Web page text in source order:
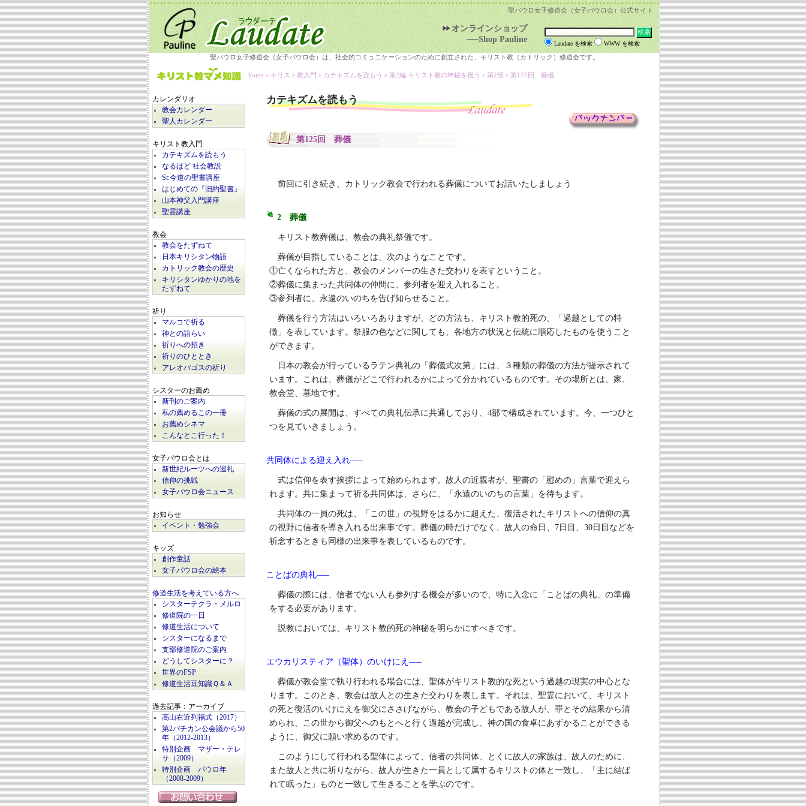
聖パウロ女子修道会（女子パウロ会）公式サイト
オンラインショップ
──Shop Pauline
Laudate を検索 WWW を検索
聖パウロ女子修道会（女子パウロ会）は、社会的コミュニケーションのために創立された、キリスト教（カトリック）修道会です。
カレンダリオ
教会カレンダー
聖人カレンダー
キリスト教入門
カテキズムを読もう
なるほど 社会教説
Sr.今道の聖書講座
はじめての『旧約聖書』
山本神父入門講座
聖霊講座
教会
教会をたずねて
日本キリシタン物語
カトリック教会の歴史
キリシタンゆかりの地を
たずねて
祈り
マルコで祈る
神との語らい
祈りへの招き
祈りのひととき
アレオパゴスの祈り
シスターのお薦め
新刊のご案内
私の薦めるこの一冊
お薦めシネマ
こんなとこ行った！
女子パウロ会とは
新世紀ルーツへの巡礼
信仰の挑戦
女子パウロ会ニュース
お知らせ
イベント・勉強会
キッズ
創作童話
女子パウロ会の絵本
修道生活を考えている方へ
シスターテクラ・メルロ
修道院の一日
修道生活について
シスターになるまで
支部修道院のご案内
どうしてシスターに？
世界のFSP
修道生活豆知識Ｑ＆Ａ
過去記事：アーカイブ
高山右近列福式（2017）
第2バチカン公会議から50
年（2012-2013）
特別企画 マザー・テレ
サ（2009）
特別企画 パウロ年
（2008-2009）
home ＞キリスト教入門＞ カテキズムを読もう ＞第2編 キリスト教の神秘を祝う＞第2部＞第125回 葬儀
カテキズムを読もう
第125回 葬儀
前回に引き続き、カトリック教会で行われる葬儀についてお話いたしましょう
2 葬儀
キリスト教葬儀は、教会の典礼祭儀です。
葬儀が目指していることは、次のようなことです。
①亡くなられた方と、教会のメンバーの生きた交わりを表すということ。
②葬儀に集まった共同体の仲間に、参列者を迎え入れること。
③参列者に、永遠のいのちを告げ知らせること。
葬儀を行う方法はいろいろありますが、どの方法も、キリスト教的死の、「過越としての特
徴」を表しています。祭服の色などに関しても、各地方の状況と伝統に順応したものを使うこと
ができます。
日本の教会が行っているラテン典礼の「葬儀式次第」には、３種類の葬儀の方法が提示されて
います。これは、葬儀がどこで行われるかによって分かれているものです。その場所とは、家、
教会堂、墓地です。
葬儀の式の展開は、すべての典礼伝承に共通しており、4部で構成されています。今、一つひと
つを見ていきましょう。
共同体による迎え入れ–––
式は信仰を表す挨拶によって始められます。故人の近親者が、聖書の「慰めの」言葉で迎えら
れます。共に集まって祈る共同体は、さらに、「永遠のいのちの言葉」を待ちます。
共同体の一員の死は、「この世」の視野をはるかに超えた、復活されたキリストへの信仰の真
の視野に信者を導き入れる出来事です。葬儀の時だけでなく、故人の命日、7日目、30日目などを
祈念するときも同様の出来事を表しているものです。
ことばの典礼–––
葬儀の際には、信者でない人も参列する機会が多いので、特に入念に「ことばの典礼」の準備
をする必要があります。
説教においては、キリスト教的死の神秘を明らかにすべきです。
エウカリスティア（聖体）のいけにえ–––
葬儀が教会堂で執り行われる場合には、聖体がキリスト教的な死という過越の現実の中心とな
ります。このとき、教会は故人との生きた交わりを表します。それは、聖霊において、キリスト
の死と復活のいけにえを御父にささげながら、教会の子どもである故人が、罪とその結果から清
められ、この世から御父へのもとへと行く過越が完成し、神の国の食卓にあずかることができる
ように、御父に願い求めるのです。
このようにして行われる聖体によって、信者の共同体、とくに故人の家族は、故人のために、
また故人と共に祈りながら、故人が生きた一員として属するキリストの体と一致し、「主に結ば
れて眠った」ものと一致して生きることを学ぶのです。